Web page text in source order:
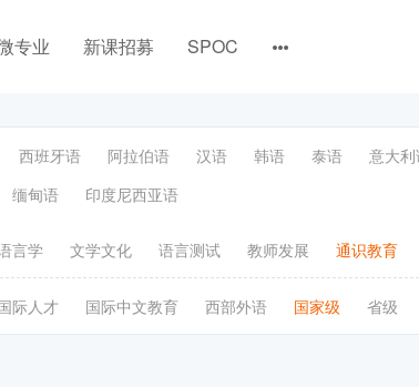
专业 新课招募 SPOC
西班牙语 阿拉伯语 汉语 韩语 泰语 意大
缅甸语 印度尼西亚语
言学 文学文化 语言测试 教师发展 通识教育
际人才 国际中文教育 西部外语 国家级 省级